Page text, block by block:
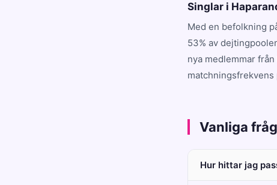
Singlar i
Med en befolkning
53% av
nya medlemmar
matchningsfrekvens
Vanliga
Hur hittar jag